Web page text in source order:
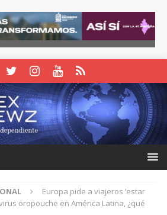
Europa pide a viajeros ‘estar
oropouche en América Latina, ¿qué